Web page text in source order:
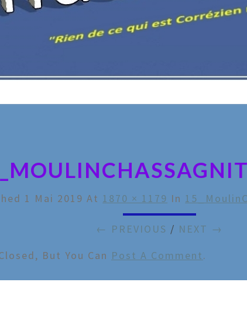
1 Mai 2019 At 1870 × 1179 In
← PREVIOUS / NEXT →
But You Can Post A Comment.